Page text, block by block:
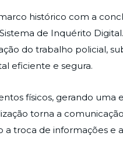
histórico com a
de Inquérito
do trabalho policial,
eficiente e segura.
físicos, gerando uma
torna a
a troca de informações e